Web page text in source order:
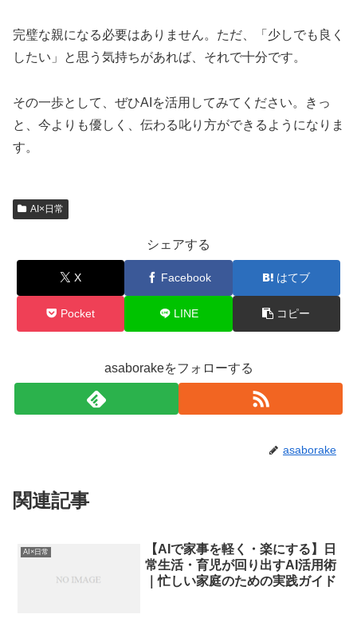
完璧な親になる必要はありません。ただ、「少しでも良く
したい」と思う気持ちがあれば、それで十分です。
その一歩として、ぜひAIを活用してみてください。きっ
と、今よりも優しく、伝わる叱り方ができるようになりま
す。
AI×日常
シェアする
X Facebook はてブ
Pocket LINE コピー
asaborakeをフォローする
asaborake
関連記事
AI×日常
【AIで家事を軽く・楽にする】日
常生活・育児が回り出すAI活用術
｜忙しい家庭のための実践ガイド